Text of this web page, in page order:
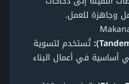
وجاهزة للعمل.
:تُستخدم لتسوية
أساسية في أعمال البناء